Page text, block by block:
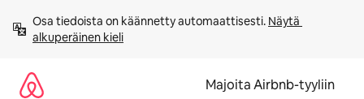
sisältö
väliin
Osa tiedoista on käännetty automaattisesti. Näytä
alkuperäinen kieli
Majoita Airbnb-tyyliin